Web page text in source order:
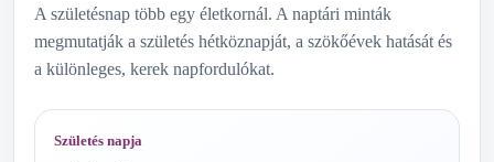
A születésnap több egy életkornál. A naptári minták
megmutatják a születés hétköznapját, a szökőévek hatását és
a különleges, kerek napfordulókat.
Születés napja